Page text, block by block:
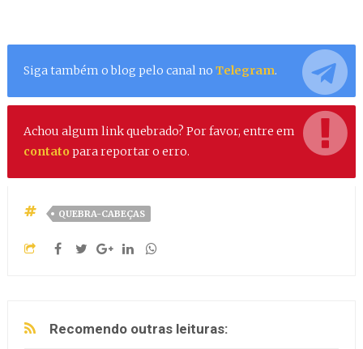
Siga também o blog pelo canal no Telegram.
Achou algum link quebrado? Por favor, entre em
contato para reportar o erro.
QUEBRA-CABEÇAS
Recomendo outras leituras: